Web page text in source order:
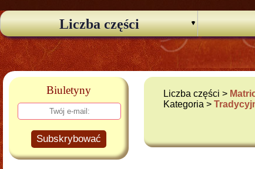
Liczba części
Biuletyny
Subskrybować
Liczba części >
Kategoria >